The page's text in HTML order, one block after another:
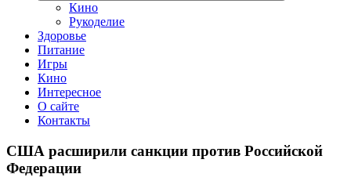
Кино
Рукоделие
Здоровье
Питание
Игры
Кино
Интересное
О сайте
Контакты
США расширили санкции против Российской
Федерации